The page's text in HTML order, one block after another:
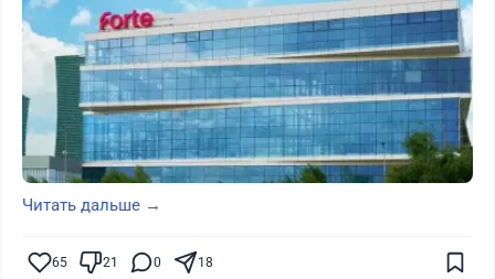
Читать дальше →
65 21 0 18